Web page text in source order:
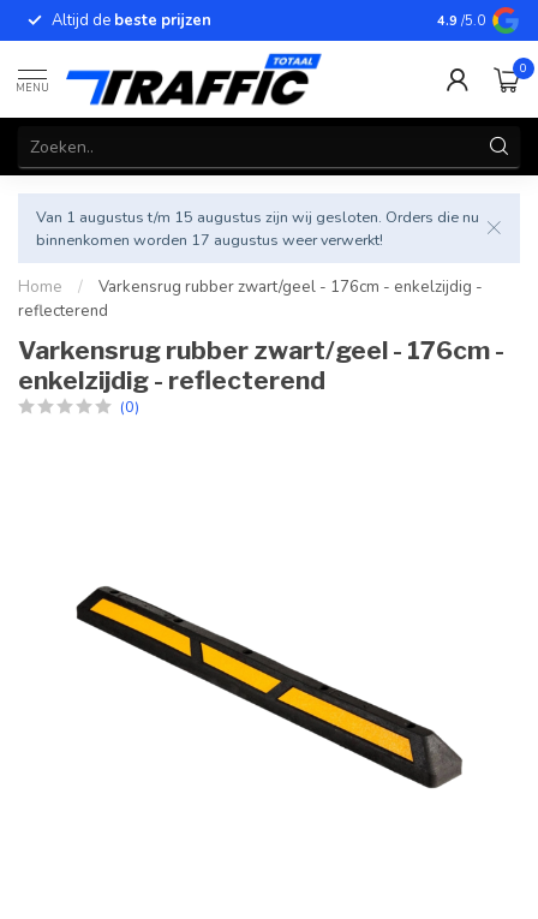
Altijd de beste prijzen Betrouwbare
4.9 /5.0
MENU
0
Van 1 augustus t/m 15 augustus zijn wij gesloten. Orders die nu
binnenkomen worden 17 augustus weer verwerkt!
Home /
Varkensrug rubber zwart/geel - 176cm - enkelzijdig -
reflecterend
Varkensrug rubber zwart/geel - 176cm -
enkelzijdig - reflecterend
(0)